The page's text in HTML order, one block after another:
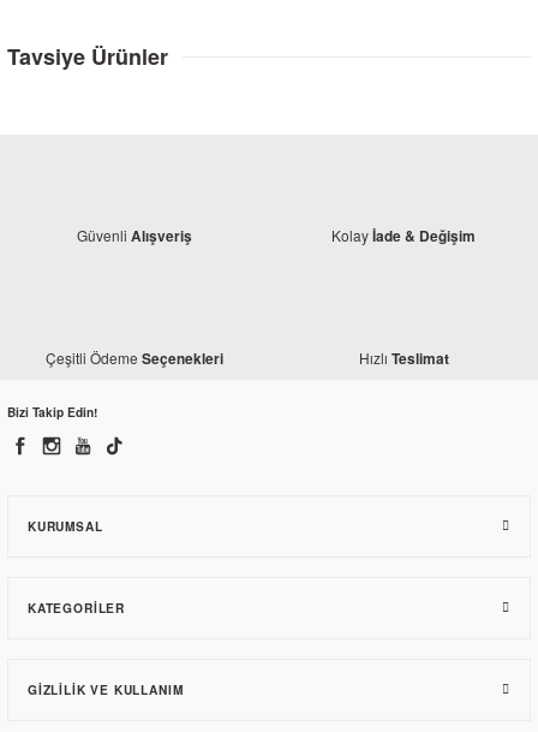
Tavsiye Ürünler
Güvenli Alışveriş Kolayİade & Değişim
Çeşitli Ödeme Seçenekleri Hızlı Teslimat
Bizi Takip Edin!
KURUMSAL
KATEGORILER
GIZLILIK VE KULLANIM